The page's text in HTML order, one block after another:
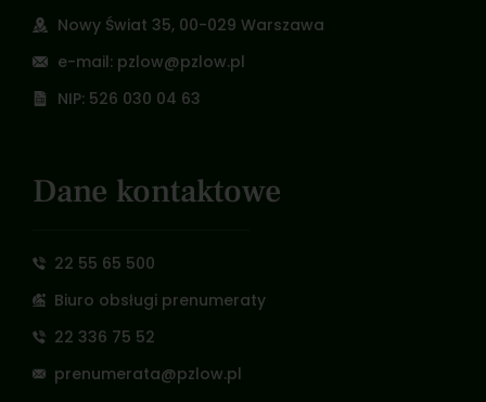
Nowy Świat 35, 00-029 Warszawa
e-mail: pzlow@pzlow.pl
NIP: 526 030 04 63
Dane kontaktowe
22 55 65 500
Biuro obsługi prenumeraty
22 336 75 52
prenumerata@pzlow.pl